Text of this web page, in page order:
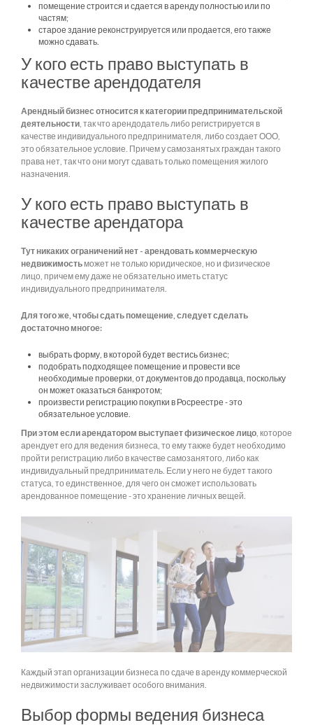
помещение строится и сдается в аренду полностью или по
частям;
старое здание реконструируется или продается, его также
можно сдавать.
У кого есть право выступать в
качестве арендодателя
Арендный бизнес относится к категории предпринимательской
деятельности, так что арендодатель либо регистрируется в
качестве индивидуального предпринимателя, либо создает ООО,
это обязательное условие. Причем у самозанятых граждан такого
права нет, так что они могут сдавать только помещения жилого
назначения.
У кого есть право выступать в
качестве арендатора
Тут никаких ограничений нет - арендовать коммерческую
недвижимость может не только юридическое, но и физическое
лицо, причем ему даже не обязательно иметь статус
индивидуального предпринимателя.
Для того же, чтобы сдать помещение, следует сделать
достаточно многое:
выбрать форму, в которой будет вестись бизнес;
подобрать подходящее помещение и провести все
необходимые проверки, от документов до продавца, поскольку
он может оказаться банкротом;
произвести регистрацию покупки в Росреестре - это
обязательное условие.
При этом если арендатором выступает физическое лицо, которое
арендует его для ведения бизнеса, то ему также будет необходимо
пройти регистрацию либо в качестве самозанятого, либо как
индивидуальный предприниматель. Если у него не будет такого
статуса, то единственное, для чего он сможет использовать
арендованное помещение - это хранение личных вещей.
Каждый этап организации бизнеса по сдаче в аренду коммерческой
недвижимости заслуживает особого внимания.
Выбор формы ведения бизнеса